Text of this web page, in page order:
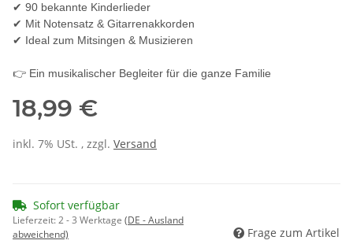
✔ 90 bekannte Kinderlieder
✔ Mit Notensatz & Gitarrenakkorden
✔ Ideal zum Mitsingen & Musizieren
👉 Ein musikalischer Begleiter für die ganze Familie
18,99 €
inkl. 7% USt. , zzgl. Versand
Sofort verfügbar
Lieferzeit:2 - 3 Werktage (DE - Ausland
abweichend)
Frage zum Artikel